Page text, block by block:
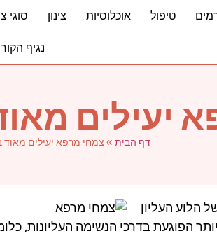
טיפול אוכלוסיות צינון סוגי
נגיף
יעילים
דף הבית » צמחי מרפא יעילים מאוד
הלוע העליון
הפוגעת בדרכי הנשימה העליונות,